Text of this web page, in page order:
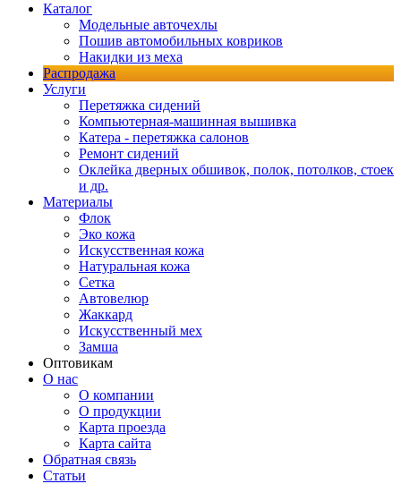
Каталог
Модельные авточехлы
Пошив автомобильных ковриков
Накидки из меха
Распродажа
Услуги
Перетяжка сидений
Компьютерная-машинная вышивка
Катера - перетяжка салонов
Ремонт сидений
Оклейка дверных обшивок, полок, потолков, стоек
и др.
Материалы
Флок
Эко кожа
Искусственная кожа
Натуральная кожа
Сетка
Автовелюр
Жаккард
Искусственный мех
Замша
Оптовикам
О нас
О компании
О продукции
Карта проезда
Карта сайта
Обратная связь
Статьи